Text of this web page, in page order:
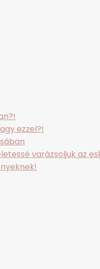
ezzel?!
varázsoljuk az